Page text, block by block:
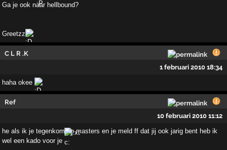
Ga je ook naar hellbound?
Greetzz
C L R .K
1 februari 2010 18:34
haha okee
Ref
10 februari 2010 11:12
he als ik je tegenkom op masters en je meld ff dat jij ook jarig bent heb ik
wel een kado voor je